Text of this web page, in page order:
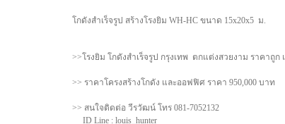
โกดังสำเร็จรูป สร้างโรงยิม WH-HC ขนาด 15x20x5 ม.
>>โรงยิม โกดังสำเร็จรูป กรุงเทพ ตกแต่งสวยงาม ราคาถู
>> ราคาโครงสร้างโกดัง และออฟฟิศ ราคา 950,000 บาท
>> สนใจติดต่อ วีรวัฒน์ โทร 081-7052132
ID Line : louis_hunter